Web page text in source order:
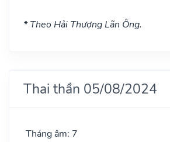
* Theo Hải Thượng Lãn Ông.
Thai thần 05/08/2024
Tháng âm: 7